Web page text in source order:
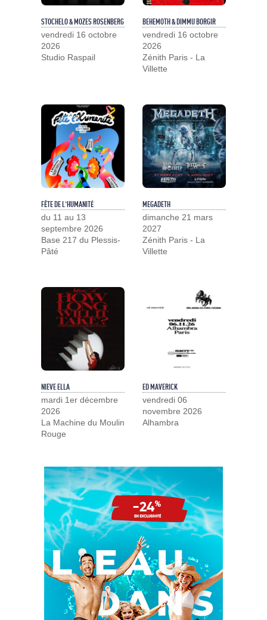
STOCHELO & MOZES ROSENBERG
vendredi 16 octobre
2026
Studio Raspail
BEHEMOTH & DIMMU BORGIR
vendredi 16 octobre
2026
Zénith Paris - La
Villette
FÊTE DE L'HUMANITÉ
du 11 au 13
septembre 2026
Base 217 du Plessis-
Pâté
MEGADETH
dimanche 21 mars
2027
Zénith Paris - La
Villette
NIEVE ELLA
mardi 1er décembre
2026
La Machine du Moulin
Rouge
ED MAVERICK
vendredi 06
novembre 2026
Alhambra